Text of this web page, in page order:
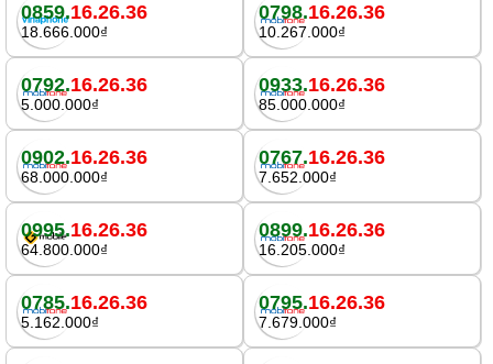
0859.16.26.36
18.666.000₫
0798.16.26.36
10.267.000₫
0792.16.26.36
5.000.000₫
0933.16.26.36
85.000.000₫
0902.16.26.36
68.000.000₫
0767.16.26.36
7.652.000₫
0995.16.26.36
64.800.000₫
0899.16.26.36
16.205.000₫
0785.16.26.36
5.162.000₫
0795.16.26.36
7.679.000₫